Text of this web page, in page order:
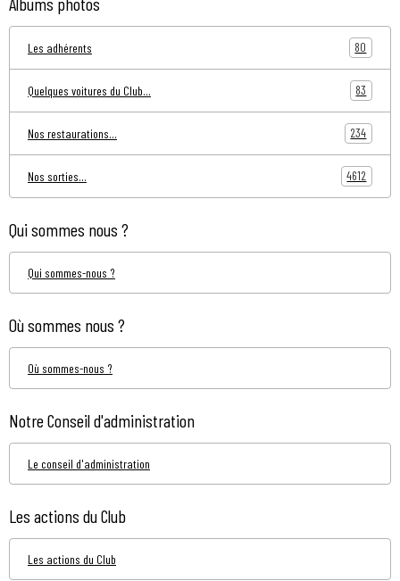
Les adhérents 80
Quelques voitures du Club... 83
Nos restaurations... 234
Nos sorties... 4612
Qui sommes nous ?
Qui sommes-nous ?
Où sommes nous ?
Où sommes-nous ?
Notre Conseil d'administration
Le conseil d'administration
Les actions du Club
Les actions du Club